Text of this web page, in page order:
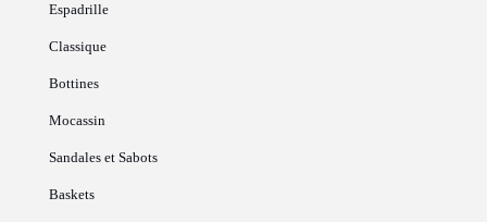
Espadrille
Classique
Bottines
Mocassin
Sandales et Sabots
Baskets